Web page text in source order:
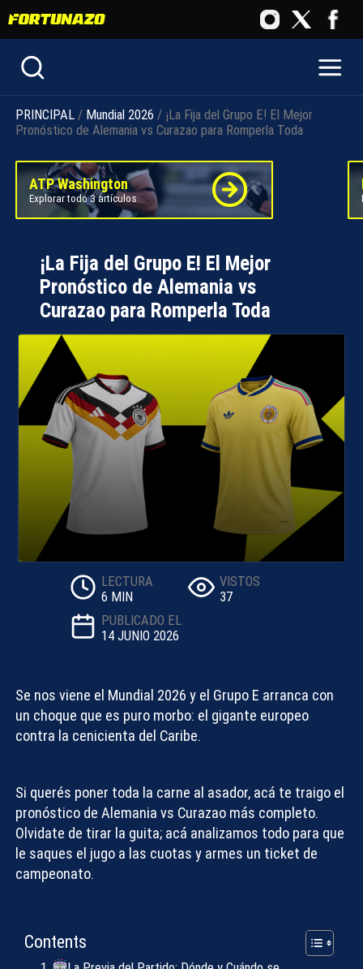
PRINCIPAL / Mundial 2026 / ¡La Fija del Grupo E! El Mejor
Pronóstico de Alemania vs Curazao para Romperla Toda
ATP Washington
Explorar todo 3 artículos
¡La Fija del Grupo E! El Mejor
Pronóstico de Alemania vs
Curazao para Romperla Toda
LECTURA
6 MIN
VISTOS
37
PUBLICADO EL
14 JUNIO 2026
Se nos viene el Mundial 2026 y el Grupo E arranca con
un choque que es puro morbo: el gigante europeo
contra la cenicienta del Caribe.
Si querés poner toda la carne al asador, acá te traigo el
pronóstico de Alemania vs Curazao más completo.
Olvidate de tirar la guita; acá analizamos todo para que
le saques el jugo a las cuotas y armes un ticket de
campeonato.
Contents